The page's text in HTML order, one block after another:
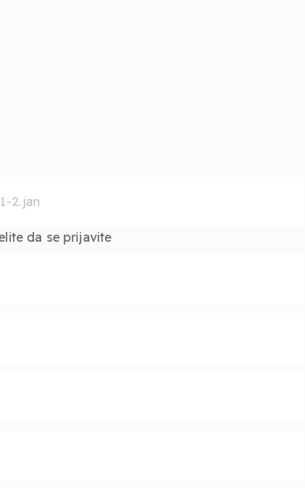
da se prijavite